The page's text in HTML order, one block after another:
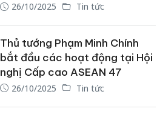
26/10/2025 Tin tức
Thủ tướng Phạm Minh Chính
bắt đầu các hoạt động tại Hội
nghị Cấp cao ASEAN 47
26/10/2025 Tin tức